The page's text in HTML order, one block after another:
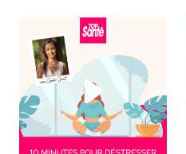
Le
de nouvelles
S12E128:
00:03:12 - IL Y A
Pleins feux
C4. On parlera